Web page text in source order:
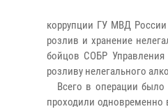
коррупции ГУ МВД
розлив и хранение
бойцов СОБР Управления
розливу нелегального
Всего в операции было
проходили одновременно